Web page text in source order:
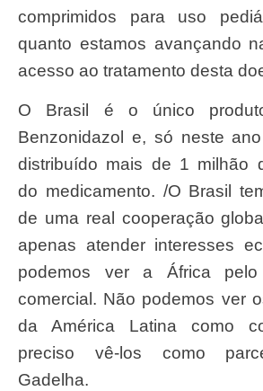
comprimidos para uso
quanto estamos avançando
acesso ao tratamento desta
O Brasil é o único produtor mundial do
Benzonidazol e, só neste
distribuído mais de 1 milhão
do medicamento. /O Brasil
de uma real cooperação
apenas atender interesses
podemos ver a África pelo
comercial. Não podemos ver
da América Latina como
preciso vê-los como
Gadelha.